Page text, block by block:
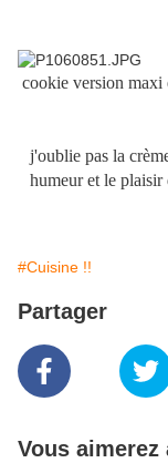
cookie version
j'oublie pas la
humeur et le plaisir
#Cuisine !!
Partager
Vous aimerez